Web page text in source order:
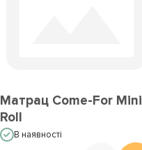
Матрац Come-For Mini
Roll
В наявності